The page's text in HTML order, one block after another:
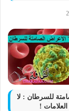
للسرطان : لا
!